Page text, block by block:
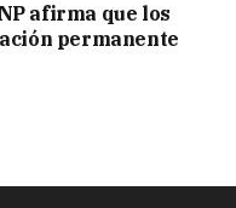
afirma que los
permanente